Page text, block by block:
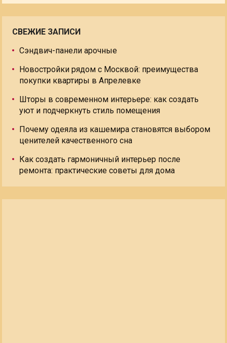
СВЕЖИЕ ЗАПИСИ
Сэндвич-панели арочные
Новостройки рядом с Москвой: преимущества
покупки квартиры в Апрелевке
Шторы в современном интерьере: как создать
уют и подчеркнуть стиль помещения
Почему одеяла из кашемира становятся выбором
ценителей качественного сна
Как создать гармоничный интерьер после
ремонта: практические советы для дома